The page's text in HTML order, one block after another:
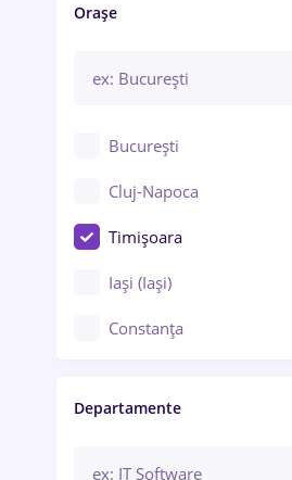
Orașe
București
Cluj-Napoca
Timișoara
Iași (Iași)
Constanța
Brașov
Bacău
Departamente